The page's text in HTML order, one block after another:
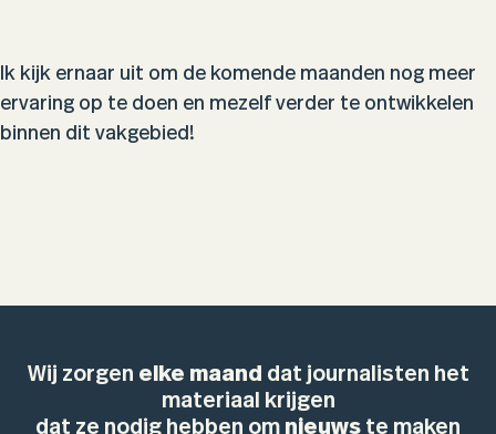
Ik kijk ernaar uit om de komende maanden nog meer
ervaring op te doen en mezelf verder te ontwikkelen
binnen dit vakgebied!
Wij zorgen elke maand dat journalisten het
materiaal krijgen
dat ze nodig hebben om nieuws te maken